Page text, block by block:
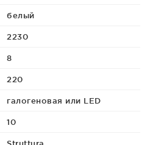
белый
2230
8
220
галогеновая или LED
10
Struttura